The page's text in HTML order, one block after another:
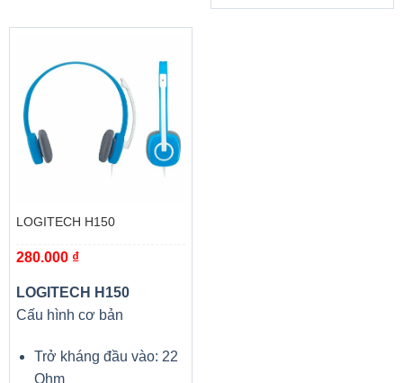
LOGITECH H150
280.000 ₫
LOGITECH H150
Cấu hình cơ bản
Trở kháng đầu vào: 22
Ohm